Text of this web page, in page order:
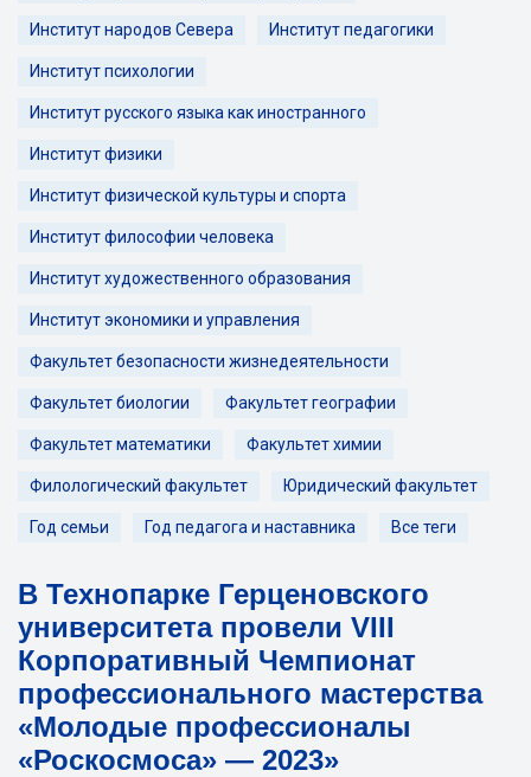
Институт народов Севера Институт педагогики
Институт психологии
Институт русского языка как иностранного
Институт физики
Институт физической культуры и спорта
Институт философии человека
Институт художественного образования
Институт экономики и управления
Факультет безопасности жизнедеятельности
Факультет биологии Факультет географии
Факультет математики Факультет химии
Филологический факультет Юридический факультет
Год семьи Год педагога и наставника Все теги
В Технопарке Герценовского
университета провели VIII
Корпоративный Чемпионат
профессионального мастерства
«Молодые профессионалы
«Роскосмоса» — 2023»